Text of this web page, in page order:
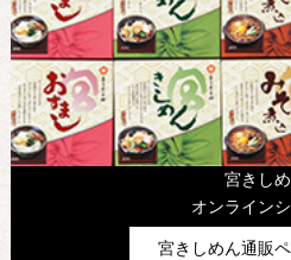
宮きし
オンライン
宮きしめん通販